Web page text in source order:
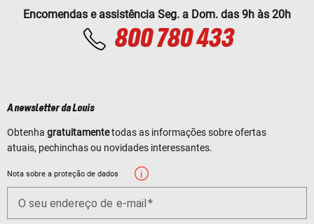
Encomendas e assistência Seg. a Dom. das 9h às 20h
800 780 433
A newsletter da Louis
Obtenha gratuitamentetodas as informações sobre ofertas
atuais, pechinchas ou novidades interessantes.
Nota sobre a proteção de dados
O seu endereço de e-mail